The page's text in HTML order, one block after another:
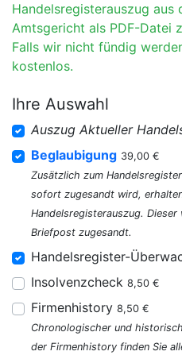
Handelsregisterauszug aus
Amtsgericht als PDF-Datei
Falls wir nicht fündig
kostenlos.
Ihre Auswahl
Auszug Aktueller
Beglaubigung 39,00 €
Zusätzlich zum
sofort zugesandt wird,
Handelsregisterauszug.
Briefpost zugesandt.
Handelsregister-
Insolvenzcheck 8,50 €
Firmenhistory 8,50 €
Chronologischer und
der Firmenhistory finden Sie